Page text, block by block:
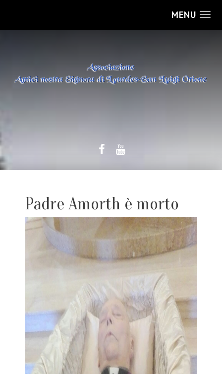
MENU
Padre Amorth è morto